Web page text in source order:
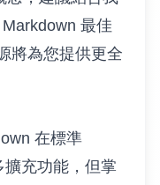
Markdown 最佳
將為您提供更全
在標準
充功能，但掌